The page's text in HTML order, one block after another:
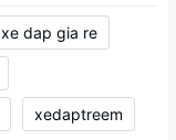
xe dap gia re
xedaptreem